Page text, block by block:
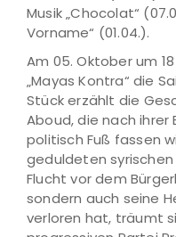
Musik „Chocolat“
Vorname“ (01.04.).
Am 05. Oktober um
„Mayas Kontra“ die
Stück erzählt die
Aboud, die nach ihrer
politisch Fuß fassen
geduldeten
Flucht vor dem
sondern auch seine
verloren hat, träumt